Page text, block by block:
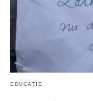
EDUCAȚIE